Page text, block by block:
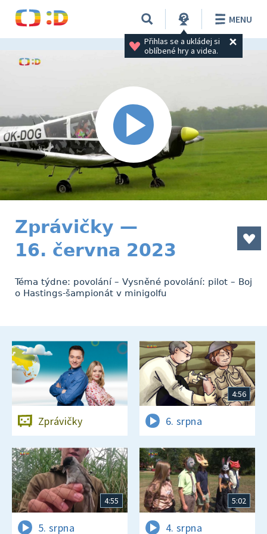
Přihlas se a ukládej si
oblíbené hry a videa.
MENU
Zprávičky —
16. června 2023
Téma týdne: povolání – Vysněné povolání: pilot – Boj
o Hastings-šampionát v minigolfu
Zprávičky
4:56
6. srpna
4:55
5. srpna
5:02
4. srpna